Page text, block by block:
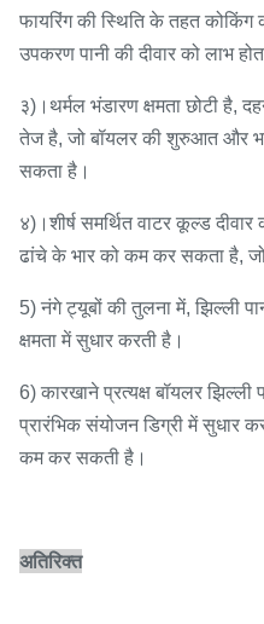
फायरिंग की स्थिति के तहत
उपकरण पानी की दीवार को लाभ
३)।थर्मल भंडारण क्षमता छोटी है,
तेज है, जो बॉयलर की शुरुआत और
सकता है।
४)।शीर्ष समर्थित वाटर कूल्ड
ढांचे के भार को कम कर सकता है,
5) नंगे ट्यूबों की तुलना में, झिल्ली
क्षमता में सुधार करती है।
6) कारखाने प्रत्यक्ष बॉयलर झिल्ली
प्रारंभिक संयोजन डिग्री में सुधार
कम कर सकती है।
अतिरिक्त